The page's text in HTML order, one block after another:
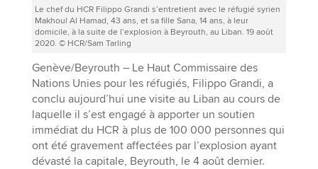
Le chef du HCR Filippo Grandi s’entretient avec le réfugié syrien
Makhoul Al Hamad, 43 ans, et sa fille Sana, 14 ans, à leur
domicile, à la suite de l’explosion à Beyrouth, au Liban. 19 août
2020. © HCR/Sam Tarling
Genève/Beyrouth – Le Haut Commissaire des
Nations Unies pour les réfugiés, Filippo Grandi, a
conclu aujourd’hui une visite au Liban au cours de
laquelle il s’est engagé à apporter un soutien
immédiat du HCR à plus de 100 000 personnes qui
ont été gravement affectées par l’explosion ayant
dévasté la capitale, Beyrouth, le 4 août dernier.